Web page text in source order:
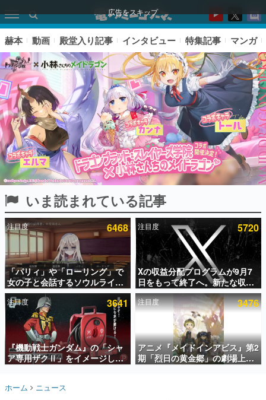
広告をスキップ
ピックアップ
電ファミのいま読まれている記事ランキング
アプリセール情報
インタビュー
連載・特集一覧
殿堂入り記事
SNS拡散数が数千以上！ ページビュー数万以上！ などな
ど。多くの人々に読まれた、電ファミ渾身の“殿堂入り”記
事をまとめました。
名作ゲームクリエイターの方々に製作時のエピソードをお
赫本 動画 殿堂入り記事 インタビュー 特集記事 マンガ
いま読まれている記事
注目度 6468
「パリィ」や「ローリング」で
女の子と会話するソウルライク
恋愛ゲーム『小早川さんはソウ
ルライク』無料公開。返事に失
敗すると「YOU DIED」
注目度 5720
Xの収益分配プログラムが9月7
日をもって終了へ。新たな収益
化制度「Original Content
Rewards Program」を発表
注目度 3641
『機動戦士ガンダム』の「シャ
ア専用ザクⅡ」をイメージした
散水ホースリールが予約開始。
ークやジオン公国軍のエンブレ
注目度 3476
アニメ『メイドインアビス』第2
期「烈日の黄金郷」の劇場上映
が決定！レグ役・伊瀬茉莉也さ
ホーム ニュース